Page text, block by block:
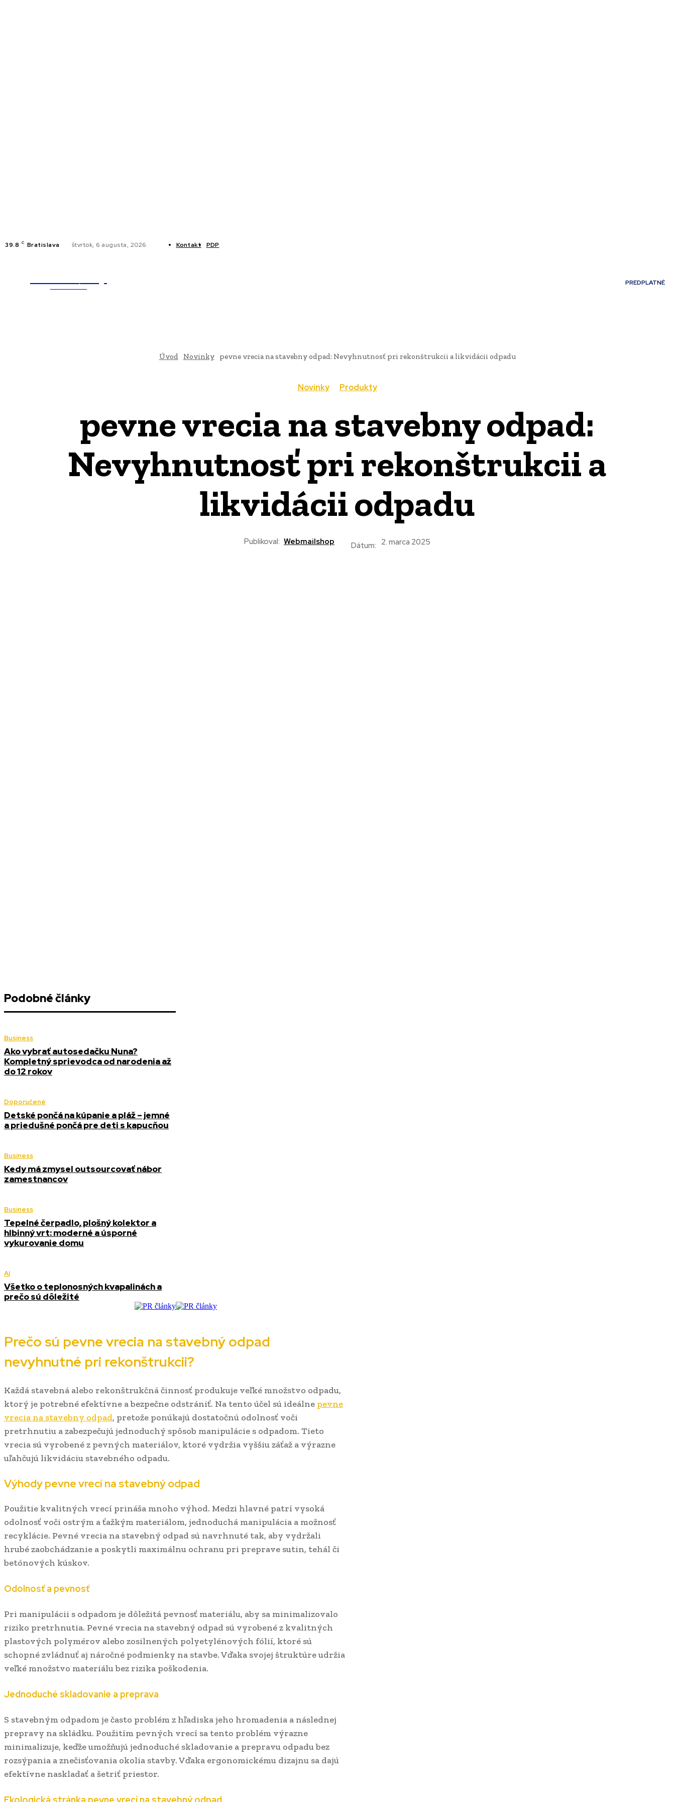
39.8 C Bratislava štvrtok, 6 augusta, 2026 Kontakt PDP
PREDPLATNÉ
Úvod Novinky pevne vrecia na stavebny odpad: Nevyhnutnosť pri rekonštrukcii a likvidácii odpadu
Novinky Produkty
pevne vrecia na stavebny odpad:
Nevyhnutnosť pri rekonštrukcii a
likvidácii odpadu
Publikoval: Webmailshop Dátum: 2. marca 2025
Podobné články
Business
Ako vybrať autosedačku Nuna?
Kompletný sprievodca od narodenia až
do 12 rokov
Doporučené
Detské pončá na kúpanie a pláž – jemné
a priedušné pončá pre deti s kapucňou
Business
Kedy má zmysel outsourcovať nábor
zamestnancov
Business
Tepelné čerpadlo, plošný kolektor a
hlbinný vrt: moderné a úsporné
vykurovanie domu
AI
Všetko o teplonosných kvapalinách a
prečo sú dôležité
Prečo sú pevne vrecia na stavebný odpad
nevyhnutné pri rekonštrukcii?
Každá stavebná alebo rekonštrukčná činnosť produkuje veľké množstvo odpadu,
ktorý je potrebné efektívne a bezpečne odstrániť. Na tento účel sú ideálne pevne
vrecia na stavebny odpad, pretože ponúkajú dostatočnú odolnosť voči
pretrhnutiu a zabezpečujú jednoduchý spôsob manipulácie s odpadom. Tieto
vrecia sú vyrobené z pevných materiálov, ktoré vydržia vyššiu záťaž a výrazne
uľahčujú likvidáciu stavebného odpadu.
Výhody pevne vrecí na stavebný odpad
Použitie kvalitných vrecí prináša mnoho výhod. Medzi hlavné patrí vysoká
odolnosť voči ostrým a ťažkým materiálom, jednoduchá manipulácia a možnosť
recyklácie. Pevné vrecia na stavebný odpad sú navrhnuté tak, aby vydržali
hrubé zaobchádzanie a poskytli maximálnu ochranu pri preprave sutin, tehál či
betónových kúskov.
Odolnosť a pevnosť
Pri manipulácii s odpadom je dôležitá pevnosť materiálu, aby sa minimalizovalo
riziko pretrhnutia. Pevné vrecia na stavebný odpad sú vyrobené z kvalitných
plastových polymérov alebo zosilnených polyetylénových fólií, ktoré sú
schopné zvládnuť aj náročné podmienky na stavbe. Vďaka svojej štruktúre udržia
veľké množstvo materiálu bez rizika poškodenia.
Jednoduché skladovanie a preprava
S stavebným odpadom je často problém z hľadiska jeho hromadenia a následnej
prepravy na skládku. Použitím pevných vrecí sa tento problém výrazne
minimalizuje, keďže umožňujú jednoduché skladovanie a prepravu odpadu bez
rozsýpania a znečisťovania okolia stavby. Vďaka ergonomickému dizajnu sa dajú
efektívne naskladať a šetriť priestor.
Ekologická stránka pevne vrecí na stavebný odpad